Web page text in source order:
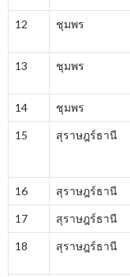
12 ชุมพร
13 ชุมพร
14 ชุมพร
15 สุราษฎร์ธานี
16 สุราษฎร์ธานี
17 สุราษฎร์ธานี
18 สุราษฎร์ธานี